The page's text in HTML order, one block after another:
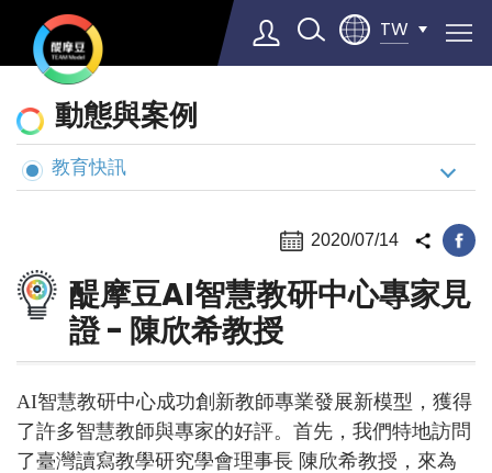
TW
▼
態
與
案
動態與案例
教育快訊
2020/07/14
醍摩豆AI智慧教研中心專家見
證 - 陳欣希教授
AI智慧教研中心成功創新教師專業發展新模型，獲得
了許多智慧教師與專家的好評。首先，我們特地訪問
了臺灣讀寫教學研究學會理事長 陳欣希教授，來為